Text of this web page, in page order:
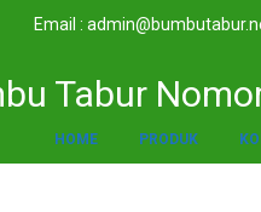
Email :
Tabur
HOME PRODUK